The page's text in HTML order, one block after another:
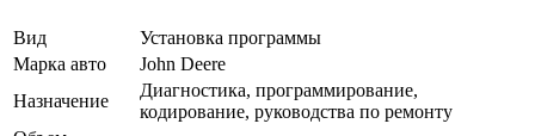
Вид
Установка программы
Марка авто
John Deere
Назначение
Диагностика, программирование,
кодирование, руководства по ремонту